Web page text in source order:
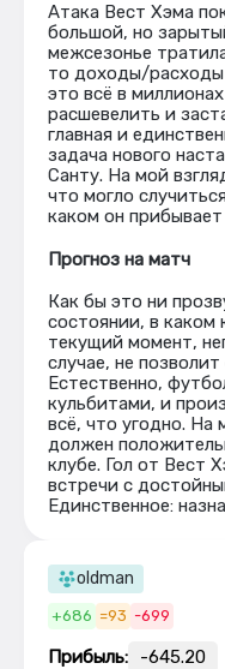
Атака Вест Хэма
большой, но
межсезонье
то доходы/
это всё в
расшевелить и
главная и
задача нового
Санту. На мой
что могло
каком он
Прогноз на матч
Как бы это ни
состоянии, в каком
текущий момент,
случае, не
Естественно,
кульбитами, и
всё, что угодно. На
должен
клубе. Гол от Вест
встречи с
Единственное:
oldman
+686 =93 -699
Прибыль: -645.20